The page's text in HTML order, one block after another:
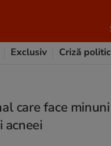
Exclusiv Criză
care face
acneei